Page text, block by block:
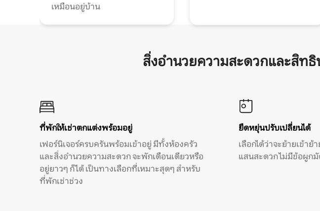
เหมือนอยู่บ้าน
สิ่งอำนวยความสะดวกและสิทธิ
ที่พักให้เช่าตกแต่งพร้อมอยู่
เฟอร์นิเจอร์ครบครันพร้อมเข้าอยู่ มีทั้งห้องครัว
และสิ่งอำนวยความสะดวก จะพักเดือนเดียวหรือ
อยู่ยาวๆ ก็ได้ เป็นทางเลือกที่เหมาะสุดๆ สำหรับ
ที่พักเช่าช่วง
ยืดหยุ่นปรับเปลี่ยนได้
เลือกได้ว่าจะย้ายเข้าย้
แสนสะดวก ไม่มีข้อผูก